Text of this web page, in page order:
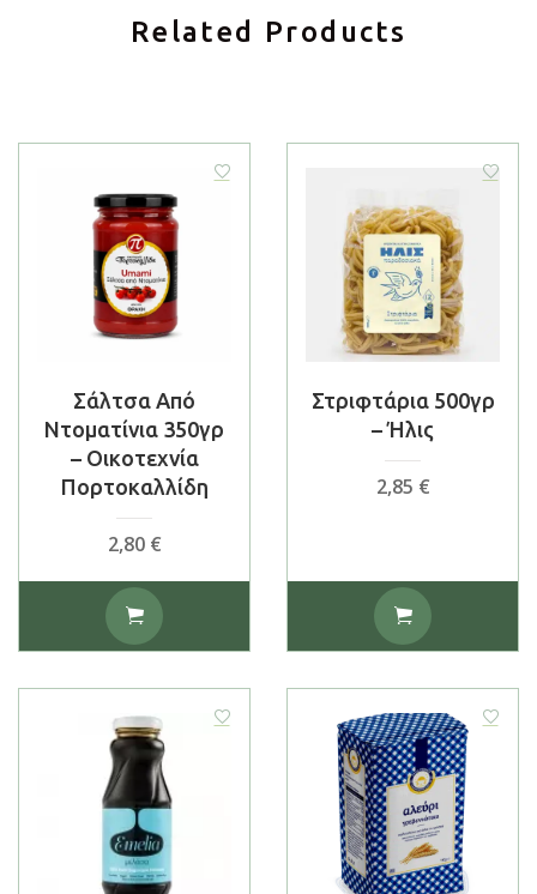
Related Products
Σάλτσα Από
Ντοματίνια 350γρ
– Οικοτεχνία
Πορτοκαλλίδη
2,80 €
Στριφτάρια 500γρ
– Ήλις
2,85 €